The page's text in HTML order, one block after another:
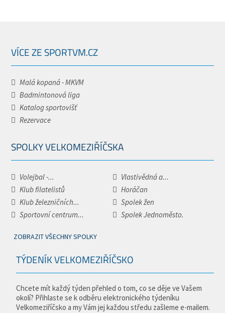
VÍCE ZE SPORTVM.CZ
Malá kopaná - MKVM
Badmintonová liga
Katalog sportovišť
Rezervace
SPOLKY VELKOMEZIŘÍČSKA
Volejbal -...
Vlastivědná a...
Klub filatelistů
Horáčan
Klub železničních...
Spolek žen
Sportovní centrum...
Spolek Jednoměsto.
ZOBRAZIT VŠECHNY SPOLKY
TÝDENÍK VELKOMEZIŘÍČSKO
Chcete mít každý týden přehled o tom, co se děje ve Vašem
okolí? Přihlaste se k odběru elektronického týdeníku
Velkomeziříčsko a my Vám jej každou středu zašleme e-mailem.